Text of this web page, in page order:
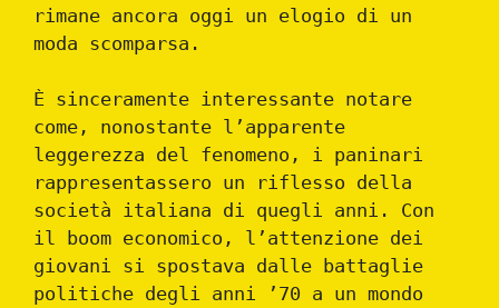
rimane ancora oggi un elogio di un
moda scomparsa.
È sinceramente interessante notare
come, nonostante l’apparente
leggerezza del fenomeno, i paninari
rappresentassero un riflesso della
società italiana di quegli anni. Con
il boom economico, l’attenzione dei
giovani si spostava dalle battaglie
politiche degli anni ’70 a un mondo